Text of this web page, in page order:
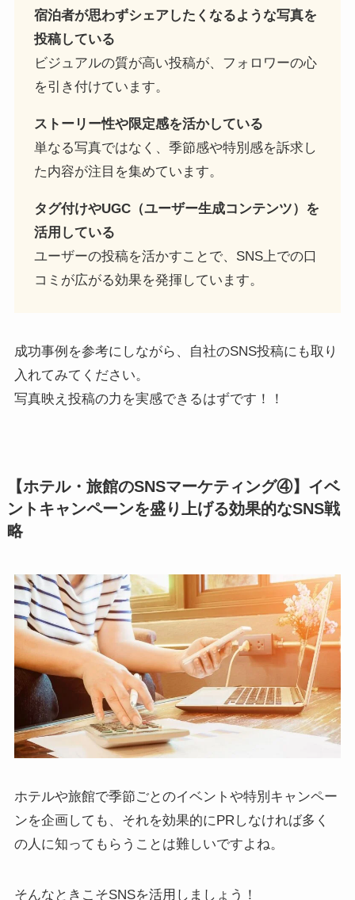
宿泊者が思わずシェアしたくなるような写真を
投稿している
ビジュアルの質が高い投稿が、フォロワーの心
を引き付けています。
ストーリー性や限定感を活かしている
単なる写真ではなく、季節感や特別感を訴求し
た内容が注目を集めています。
タグ付けやUGC（ユーザー生成コンテンツ）を
活用している
ユーザーの投稿を活かすことで、SNS上での口
コミが広がる効果を発揮しています。
成功事例を参考にしながら、自社のSNS投稿にも取り
入れてみてください。
写真映え投稿の力を実感できるはずです！！
【ホテル・旅館のSNSマーケティング④】イベ
ントキャンペーンを盛り上げる効果的なSNS戦
略
ホテルや旅館で季節ごとのイベントや特別キャンペー
ンを企画しても、それを効果的にPRしなければ多く
の人に知ってもらうことは難しいですよね。
そんなときこそSNSを活用しましょう！